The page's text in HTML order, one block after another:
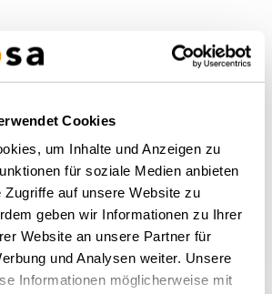
Cookies
um Inhalte und Anzeigen zu
für soziale Medien anbieten
Zugriffe auf unsere Website zu
geben wir Informationen zu Ihrer
Website an unsere Partner für
und Analysen weiter. Unsere
Informationen möglicherweise mit
of this type